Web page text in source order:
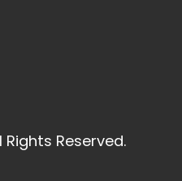
Reserved.